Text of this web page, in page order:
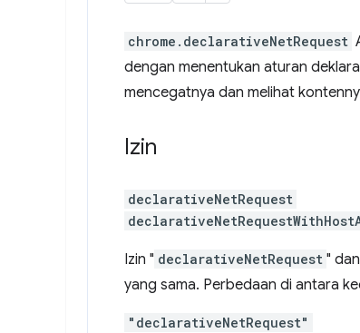
chrome.declarativeNetRequest
dengan menentukan aturan
mencegatnya dan melihat
Izin
declarativeNetRequest
Izin " declarativeNetRequest "
yang sama. Perbedaan di antara
"declarativeNetRequest"